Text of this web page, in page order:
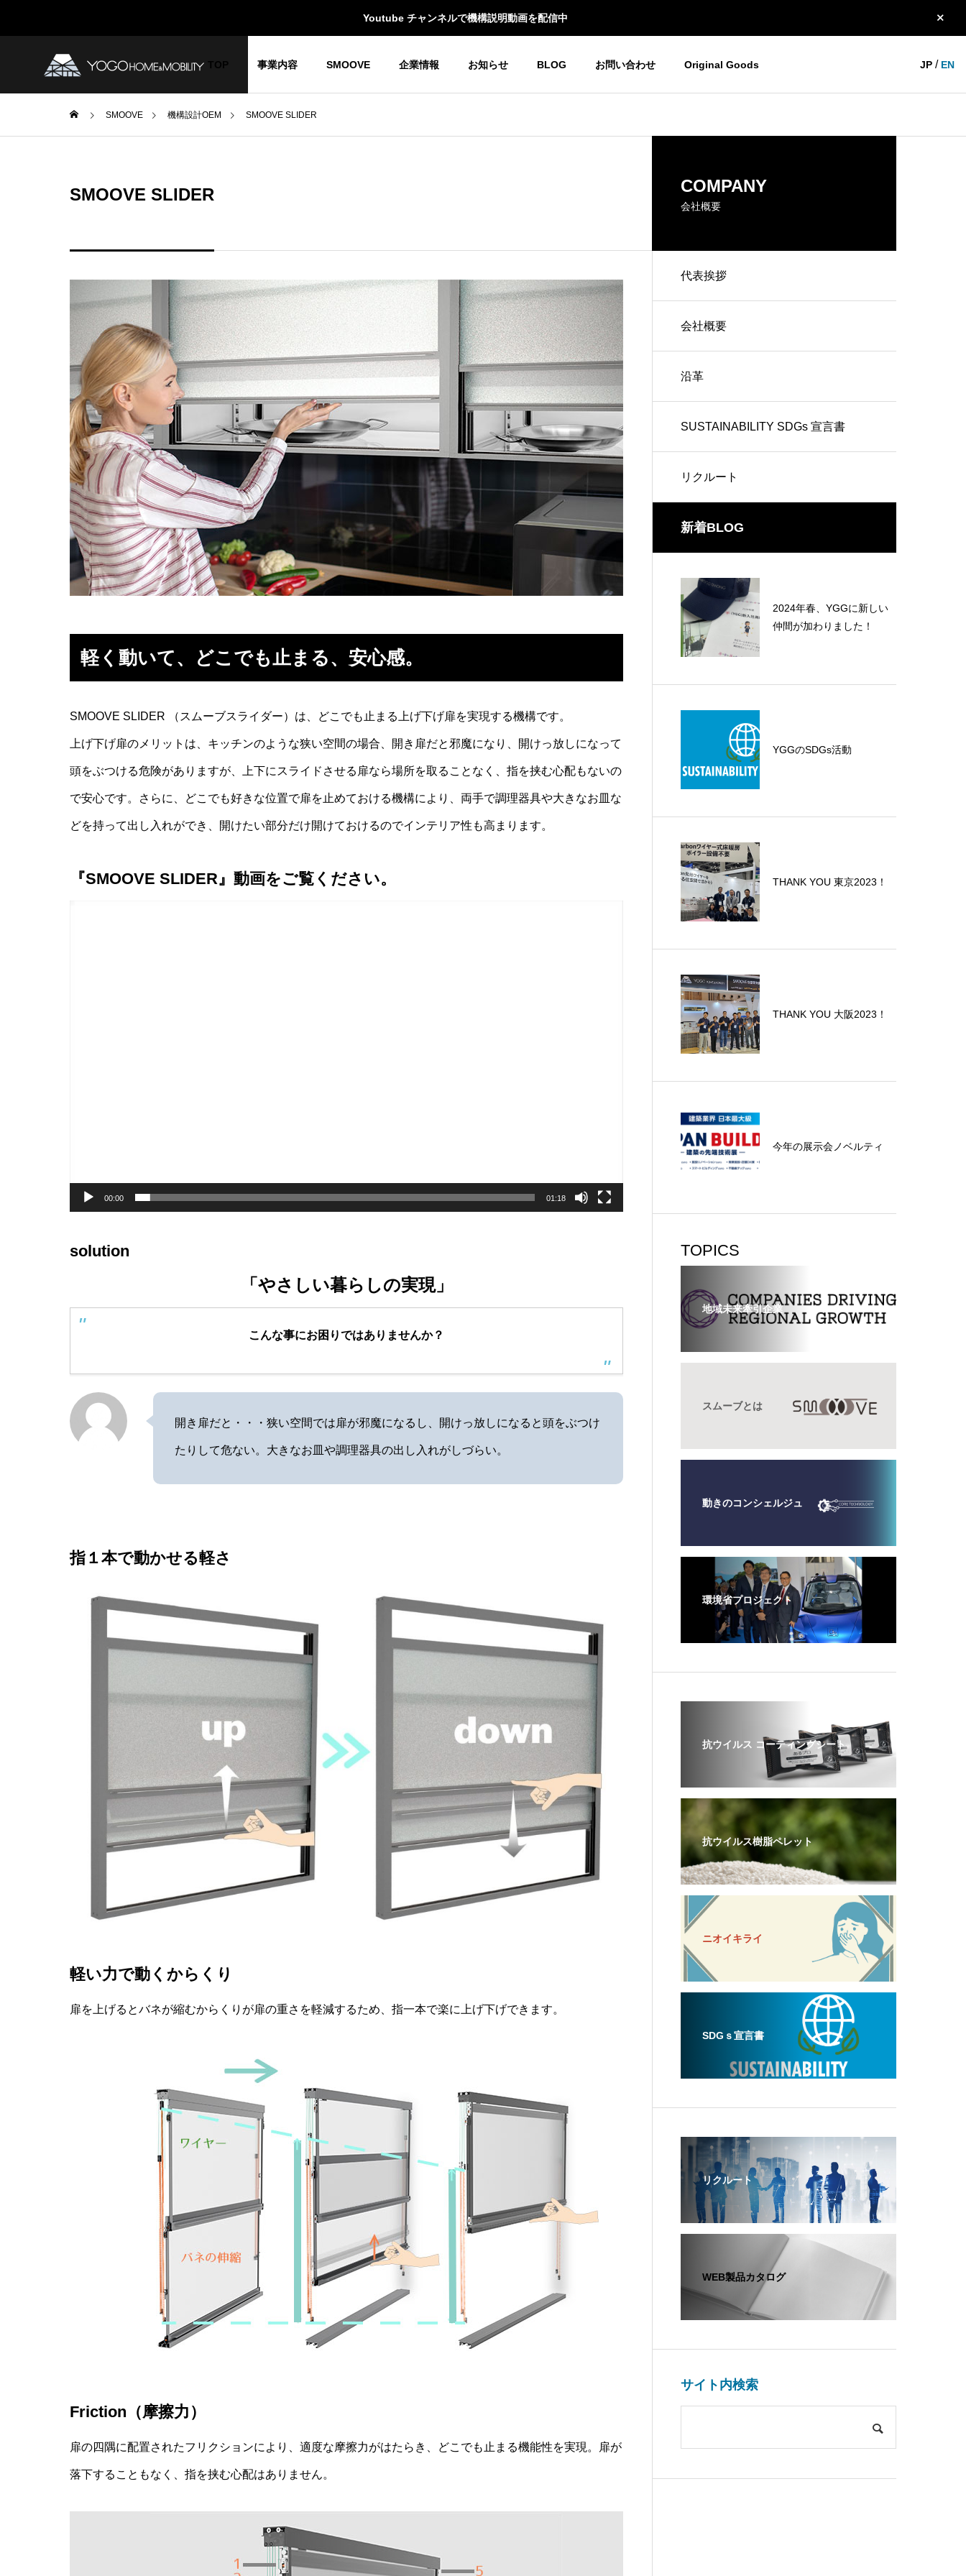
Youtube チャンネルで機構説明動画を配信中
JP / EN
TOP 事業内容 SMOOVE 企業情報 お知らせ BLOG お問い合わせ Original Goods
企業情報
沿革
SDGs 宣言書 RECRUIT
リクルート
2024年春、YGGに新しい仲間
が加わりました！
YGGのSDGs活動 THANK YOU 東京2023！
SMOOVE 機構設計OEM SMOOVE SLIDER
SMOOVE SLIDER
軽く動いて、どこでも止まる、安心感。
SMOOVE SLIDER （スムーブスライダー）は、どこでも止まる上げ下げ扉を実現する機構です。
上げ下げ扉のメリットは、キッチンのような狭い空間の場合、開き扉だと邪魔になり、開けっ放しになって
頭をぶつける危険がありますが、上下にスライドさせる扉なら場所を取ることなく、指を挟む心配もないの
で安心です。さらに、どこでも好きな位置で扉を止めておける機構により、両手で調理器具や大きなお皿な
どを持って出し入れができ、開けたい部分だけ開けておけるのでインテリア性も高まります。
『SMOOVE SLIDER』動画をご覧ください。
00:00 01:18
solution
「やさしい暮らしの実現」
こんな事にお困りではありませんか？
開き扉だと・・・狭い空間では扉が邪魔になるし、開けっ放しになると頭をぶつけ
たりして危ない。⼤きなお⽫や調理器具の出し⼊れがしづらい。
指１本で動かせる軽さ
軽い力で動くからくり
扉を上げるとバネが縮むからくりが扉の重さを軽減するため、指一本で楽に上げ下げできます。
Friction（摩擦力）
扉の四隅に配置されたフリクションにより、適度な摩擦力がはたらき、どこでも止まる機能性を実現。扉が
落下することもなく、指を挟む心配はありません。
COMPANY
会社概要
代表挨拶
会社概要
沿革
SUSTAINABILITY SDGs 宣言書
リクルート
新着BLOG
2024年春、YGGに新しい
仲間が加わりました！
YGGのSDGs活動
THANK YOU 東京2023！
THANK YOU 大阪2023！
今年の展示会ノベルティ
TOPICS
地域未来牽引企業
スムーブとは
動きのコンシェルジュ
環境省プロジェクト
抗ウイルス コーティングシート
抗ウイルス樹脂ペレット
ニオイキライ
SDGｓ宣言書
リクルート
WEB製品カタログ
サイト内検索